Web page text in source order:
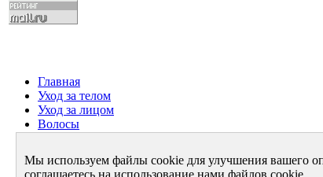
Главная
Уход за телом
Уход за лицом
Волосы
Диета
Мы используем файлы cookie для улучшения вашего
соглашаетесь на использование нами файлов cookie.